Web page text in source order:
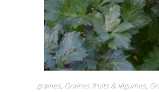
graines, Graines fruits & légumes,